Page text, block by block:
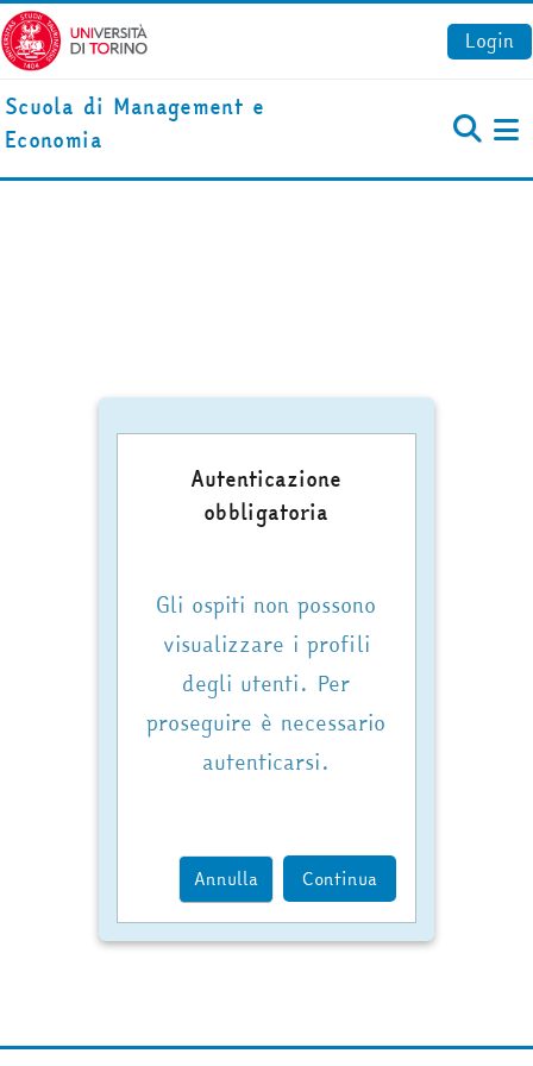
Vai al contenuto principale
Login
Scuola di Management e
Economia
Autenticazione
obbligatoria
Gli ospiti non possono
visualizzare i profili
degli utenti. Per
proseguire è necessario
autenticarsi.
Annulla Continua